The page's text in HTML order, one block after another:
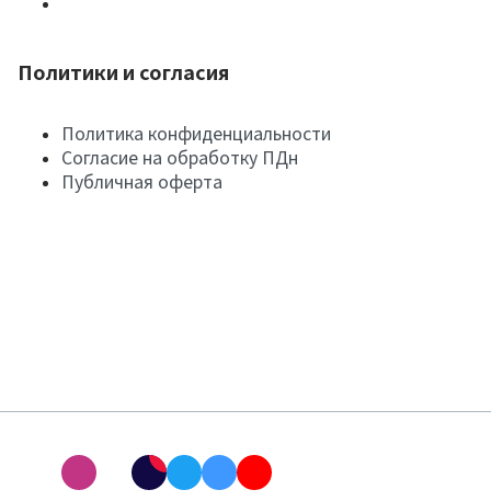
Политики и согласия
Политика конфиденциальности
Согласие на обработку ПДн
Публичная оферта